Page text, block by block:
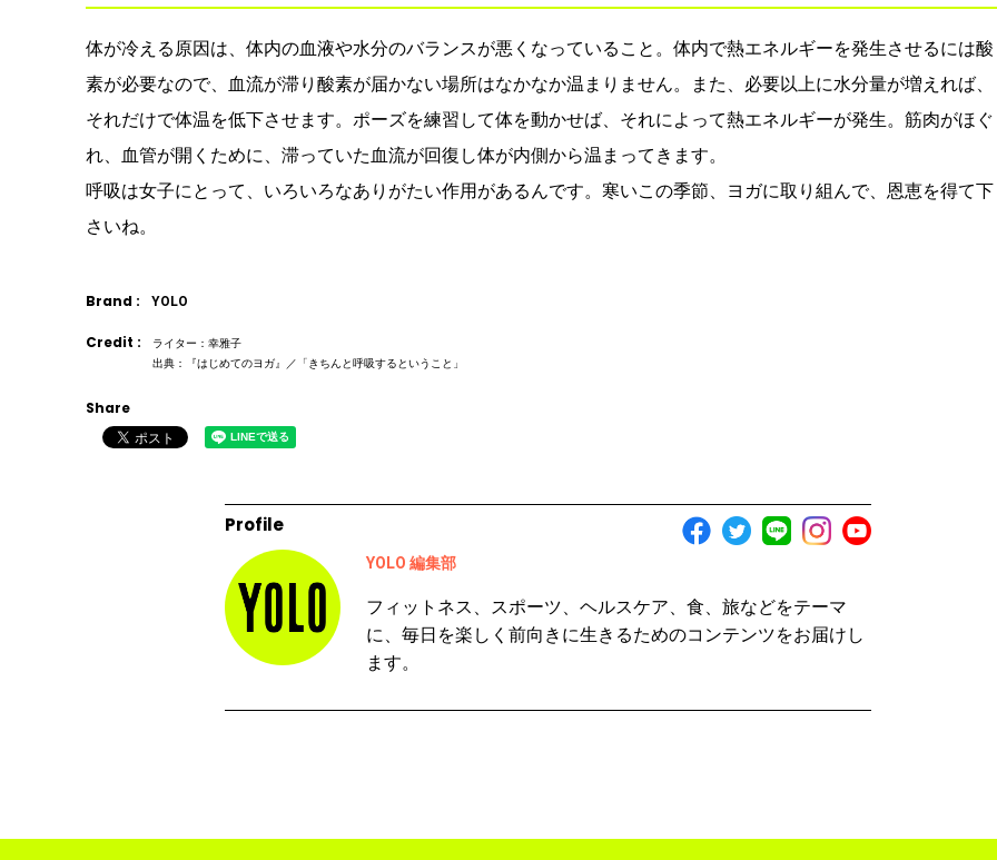
体が冷える原因は、体内の血液や水分のバランスが悪くなっていること。体内で熱エネルギーを発生させるには酸
素が必要なので、血流が滞り酸素が届かない場所はなかなか温まりません。また、必要以上に水分量が増えれば、
それだけで体温を低下させます。ポーズを練習して体を動かせば、それによって熱エネルギーが発生。筋肉がほぐ
れ、血管が開くために、滞っていた血流が回復し体が内側から温まってきます。
呼吸は女子にとって、いろいろなありがたい作用があるんです。寒いこの季節、ヨガに取り組んで、恩恵を得て下
さいね。
Brand : YOLO
Credit :
ライター：幸雅子
出典：『はじめてのヨガ』／「きちんと呼吸するということ」
Share
Profile
YOLO 編集部
フィットネス、スポーツ、ヘルスケア、食、旅などをテーマ
に、毎日を楽しく前向きに生きるためのコンテンツをお届けし
ます。